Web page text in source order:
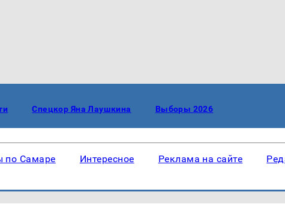
Спецкор Яна Лаушкина Выборы 2026
по Самаре Интересное Реклама на сайте